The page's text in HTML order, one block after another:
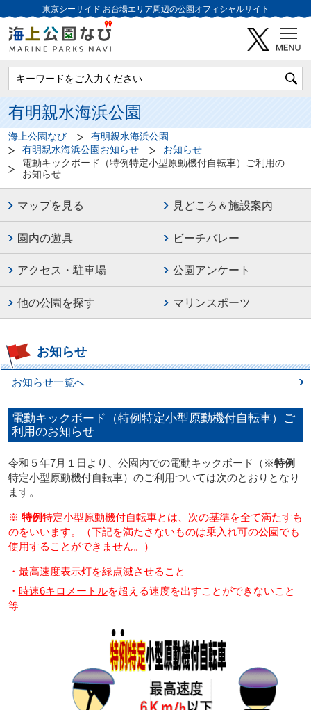
東京シーサイド お台場エリア周辺の公園オフィシャルサイト
有明親水海浜公園
海上公園なび
有明親水海浜公園
有明親水海浜公園お知らせ
お知らせ
電動キックボード（特例特定小型原動機付自転車）ご利用の
お知らせ
マップを見る 見どころ＆施設案内
園内の遊具 ビーチバレー
アクセス・駐車場 公園アンケート
他の公園を探す マリンスポーツ
お知らせ
お知らせ一覧へ
電動キックボード（特例特定小型原動機付自転車）ご
利用のお知らせ
令和５年7月１日より、公園内での電動キックボード（※特例
特定小型原動機付自転車）のご利用ついては次のとおりとなり
ます。
※ 特例特定小型原動機付自転車とは、次の基準を全て満たすも
のをいいます。（下記を満たさないものは乗入れ可の公園でも
使用することができません。）
・最高速度表示灯を緑点滅させること
・ 時速6キロメートルを超える速度を出すことができないこと
等